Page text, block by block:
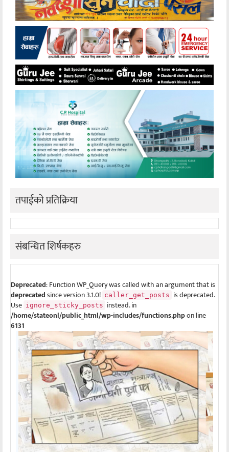
तपाईको प्रतिक्रिया
संबन्धित शिर्षकहरु
Deprecated: Function WP_Query was called with an argument that is
deprecatedsince version 3.1.0! caller_get_posts is deprecated.
Use ignore_sticky_posts instead. in
/home/stateonl/public_html/wp-includes/functions.phpon line
6131